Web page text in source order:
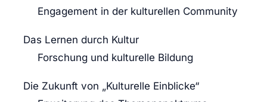
Engagement in der kulturellen Community
Das Lernen durch Kultur
Forschung und kulturelle Bildung
Die Zukunft von „Kulturelle Einblicke“